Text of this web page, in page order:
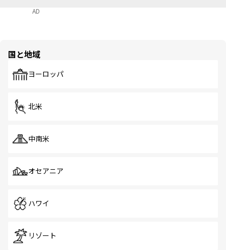
AD
国と地域
ヨーロッパ
北米
中南米
オセアニア
ハワイ
リゾート